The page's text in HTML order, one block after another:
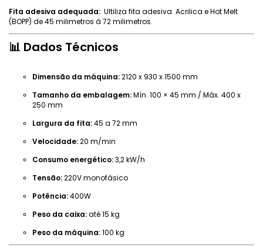
Fita adesiva adequada: Ultiliza fita adesiva Acrilica e Hot Melt
(BOPP) de 45 milimetros á 72 milimetros.
📊 Dados Técnicos
Dimensão da máquina:2120 x 930 x 1500 mm
Tamanho da embalagem:Mín. 100 × 45 mm / Máx. 400 x
250 mm
Largura da fita:45 a 72 mm
Velocidade:20 m/min
Consumo energético:3,2 kW/h
Tensão:220V monofásico
Potência:400W
Peso da caixa:até 15 kg
Peso da máquina:100 kg